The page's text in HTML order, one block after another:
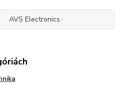
AVS Electronics